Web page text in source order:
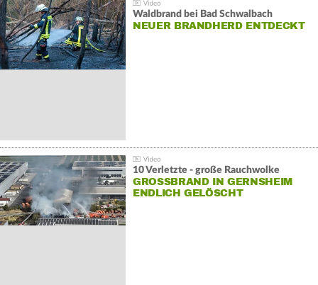
Waldbrand bei Bad Schwalbach
NEUER BRANDHERD ENTDECKT
10 Verletzte - große Rauchwolke
GROSSBRAND IN GERNSHEIM E
NDLICH GELÖSCHT